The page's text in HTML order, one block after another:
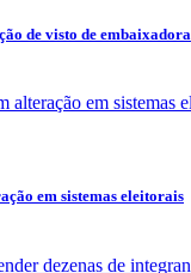
de visto de embaixadora
em sistemas eleitorais